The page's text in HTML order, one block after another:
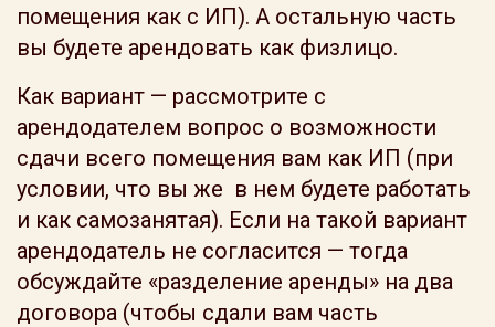
помещения как с ИП). А остальную часть
вы будете арендовать как физлицо.
Как вариант — рассмотрите с
арендодателем вопрос о возможности
сдачи всего помещения вам как ИП (при
условии, что вы же в нем будете работать
и как самозанятая). Если на такой вариант
арендодатель не согласится — тогда
обсуждайте «разделение аренды» на два
договора (чтобы сдали вам часть